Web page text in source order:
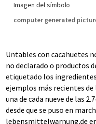
Imagen del símbolo
computer generated
Untables con cacahuetes
no declarado o productos
etiquetado los
ejemplos más recientes
una de cada nueve de las
desde que se puso en
lebensmittelwarnung.de